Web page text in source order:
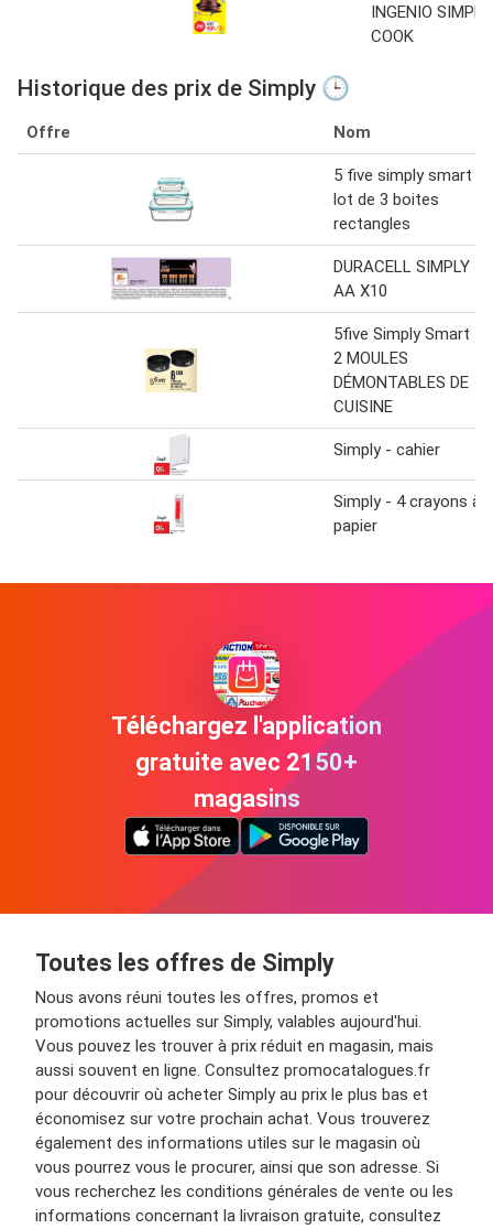
INGENIO SIMPLY
COOK
Historique des prix de Simply 🕒
Offre Nom
5 five simply smart
lot de 3 boites
rectangles
DURACELL SIMPLY
AA X10
5five Simply Smart
2 MOULES
DÉMONTABLES DE
CUISINE
Simply - cahier
Simply - 4 crayons à
papier
Téléchargez l'application
gratuite avec 2150+
magasins
Toutes les offres de Simply
Nous avons réuni toutes les offres, promos et
promotions actuelles sur Simply, valables aujourd'hui.
Vous pouvez les trouver à prix réduit en magasin, mais
aussi souvent en ligne. Consultez promocatalogues.fr
pour découvrir où acheter Simply au prix le plus bas et
économisez sur votre prochain achat. Vous trouverez
également des informations utiles sur le magasin où
vous pourrez vous le procurer, ainsi que son adresse. Si
vous recherchez les conditions générales de vente ou les
informations concernant la livraison gratuite, consultez